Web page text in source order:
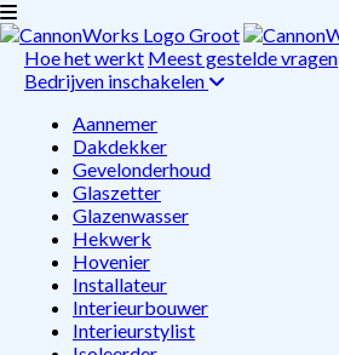
Hoe het werkt Meest gestelde vragen
Bedrijven inschakelen
Aannemer
Dakdekker
Gevelonderhoud
Glaszetter
Glazenwasser
Hekwerk
Hovenier
Installateur
Interieurbouwer
Interieurstylist